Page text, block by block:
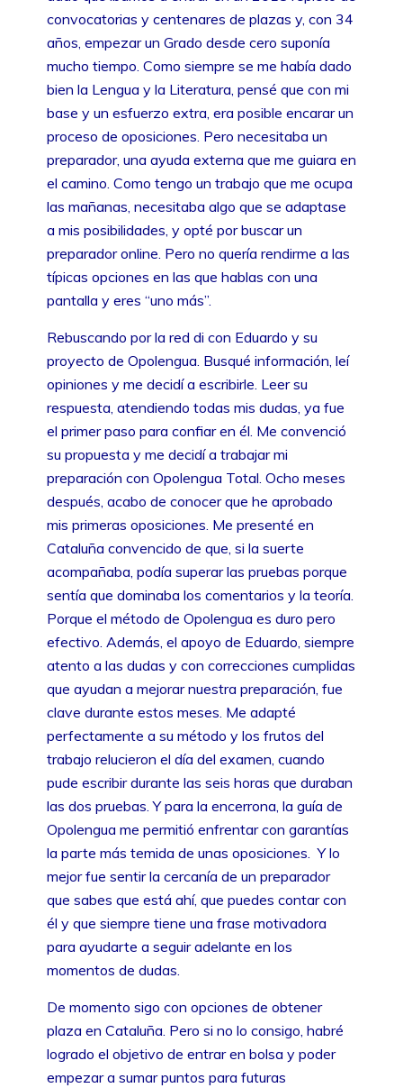
convocatorias y centenares de plazas y, con 34
años, empezar un Grado desde cero suponía
mucho tiempo. Como siempre se me había dado
bien la Lengua y la Literatura, pensé que con mi
base y un esfuerzo extra, era posible encarar un
proceso de oposiciones. Pero necesitaba un
preparador, una ayuda externa que me guiara en
el camino. Como tengo un trabajo que me ocupa
las mañanas, necesitaba algo que se adaptase
a mis posibilidades, y opté por buscar un
preparador online. Pero no quería rendirme a las
típicas opciones en las que hablas con una
pantalla y eres “uno más”.
Rebuscando por la red di con Eduardo y su
proyecto de Opolengua. Busqué información, leí
opiniones y me decidí a escribirle. Leer su
respuesta, atendiendo todas mis dudas, ya fue
el primer paso para confiar en él. Me convenció
su propuesta y me decidí a trabajar mi
preparación con Opolengua Total. Ocho meses
después, acabo de conocer que he aprobado
mis primeras oposiciones. Me presenté en
Cataluña convencido de que, si la suerte
acompañaba, podía superar las pruebas porque
sentía que dominaba los comentarios y la teoría.
Porque el método de Opolengua es duro pero
efectivo. Además, el apoyo de Eduardo, siempre
atento a las dudas y con correcciones cumplidas
que ayudan a mejorar nuestra preparación, fue
clave durante estos meses. Me adapté
perfectamente a su método y los frutos del
trabajo relucieron el día del examen, cuando
pude escribir durante las seis horas que duraban
las dos pruebas. Y para la encerrona, la guía de
Opolengua me permitió enfrentar con garantías
la parte más temida de unas oposiciones. Y lo
mejor fue sentir la cercanía de un preparador
que sabes que está ahí, que puedes contar con
él y que siempre tiene una frase motivadora
para ayudarte a seguir adelante en los
momentos de dudas.
De momento sigo con opciones de obtener
plaza en Cataluña. Pero si no lo consigo, habré
logrado el objetivo de entrar en bolsa y poder
empezar a sumar puntos para futuras